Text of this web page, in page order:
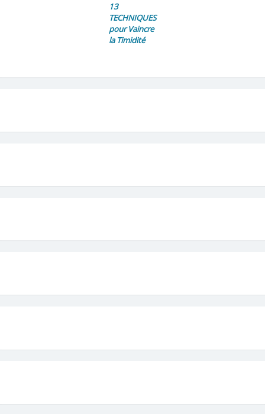
13
TECHNIQUES
pour Vaincre
la Timidité